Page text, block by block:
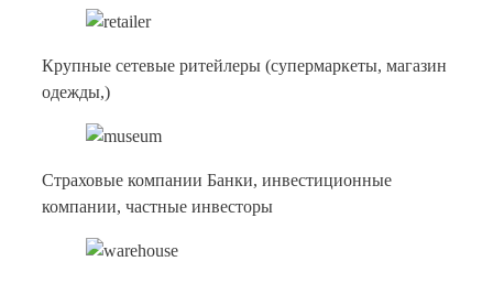
Крупные сетевые ритейлеры (супермаркеты, магазин
одежды,)
Страховые компании Банки, инвестиционные
компании, частные инвесторы